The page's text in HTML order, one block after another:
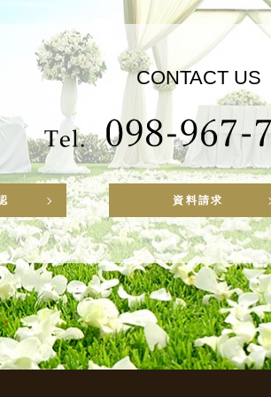
CONTACT US
資料請求